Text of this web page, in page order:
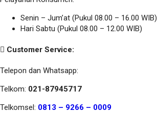
Senin – Jum’at (Pukul 08.00 – 16.00 WIB)
Hari Sabtu (Pukul 08.00 – 12.00 WIB)
Customer Service:
Telepon dan Whatsapp:
Telkom: 021-87945717
Telkomsel: 0813 – 9266 – 0009